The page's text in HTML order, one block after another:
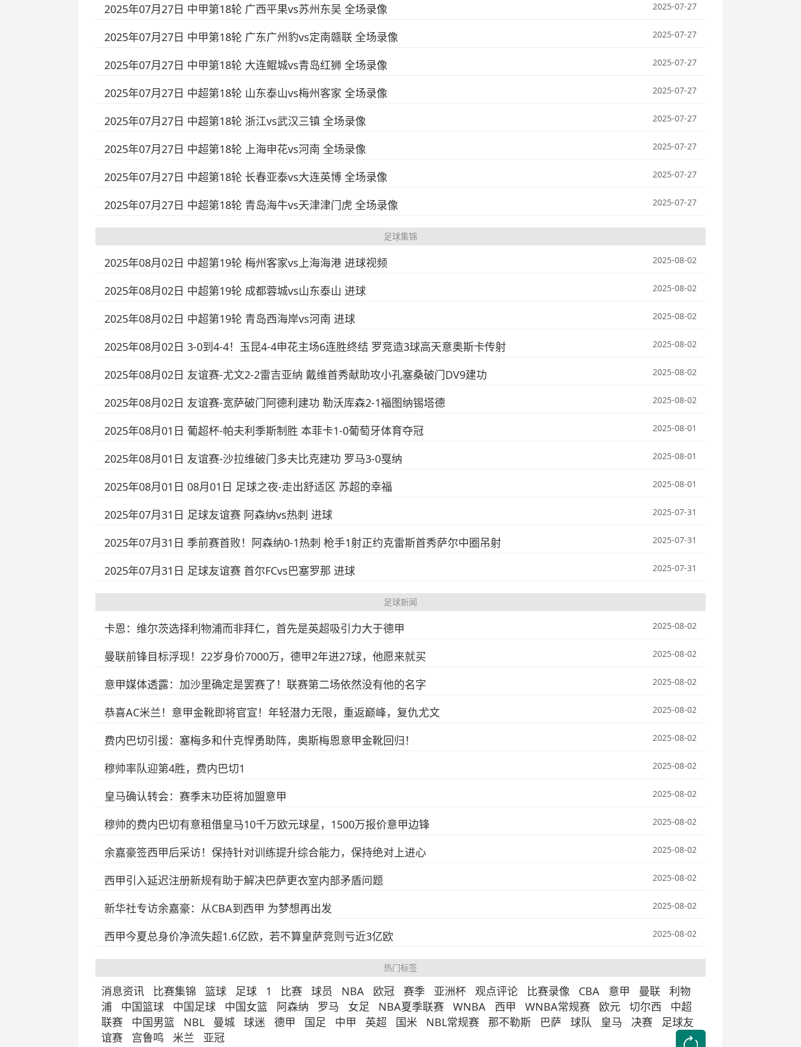
2025年07月27日 中甲第18轮 广西平果vs苏州东吴 全场录像 2025-07-27
2025年07月27日 中甲第18轮 广东广州豹vs定南赣联 全场录像 2025-07-27
2025年07月27日 中甲第18轮 大连鲲城vs青岛红狮 全场录像 2025-07-27
2025年07月27日 中超第18轮 山东泰山vs梅州客家 全场录像 2025-07-27
2025年07月27日 中超第18轮 浙江vs武汉三镇 全场录像 2025-07-27
2025年07月27日 中超第18轮 上海申花vs河南 全场录像 2025-07-27
2025年07月27日 中超第18轮 长春亚泰vs大连英博 全场录像 2025-07-27
2025年07月27日 中超第18轮 青岛海牛vs天津津门虎 全场录像 2025-07-27
足球集锦
2025年08月02日 中超第19轮 梅州客家vs上海海港 进球视频 2025-08-02
2025年08月02日 中超第19轮 成都蓉城vs山东泰山 进球 2025-08-02
2025年08月02日 中超第19轮 青岛西海岸vs河南 进球 2025-08-02
2025年08月02日 3-0到4-4！玉昆4-4申花主场6连胜终结 罗竞造3球高天意奥斯卡传射 2025-08-02
2025年08月02日 友谊赛-尤文2-2雷吉亚纳 戴维首秀献助攻小孔塞桑破门DV9建功 2025-08-02
2025年08月02日 友谊赛-宽萨破门阿德利建功 勒沃库森2-1福图纳锡塔德 2025-08-02
2025年08月01日 葡超杯-帕夫利季斯制胜 本菲卡1-0葡萄牙体育夺冠 2025-08-01
2025年08月01日 友谊赛-沙拉维破门多夫比克建功 罗马3-0戛纳 2025-08-01
2025年08月01日 08月01日 足球之夜-走出舒适区 苏超的幸福 2025-08-01
2025年07月31日 足球友谊赛 阿森纳vs热刺 进球 2025-07-31
2025年07月31日 季前赛首败！阿森纳0-1热刺 枪手1射正约克雷斯首秀萨尔中圈吊射 2025-07-31
2025年07月31日 足球友谊赛 首尔FCvs巴塞罗那 进球 2025-07-31
足球新闻
卡恩：维尔茨选择利物浦而非拜仁，首先是英超吸引力大于德甲 2025-08-02
曼联前锋目标浮现！22岁身价7000万，德甲2年进27球，他愿来就买 2025-08-02
意甲媒体透露：加沙里确定是罢赛了！联赛第二场依然没有他的名字 2025-08-02
恭喜AC米兰！意甲金靴即将官宣！年轻潜力无限，重返巅峰，复仇尤文 2025-08-02
费内巴切引援：塞梅多和什克悍勇助阵，奥斯梅恩意甲金靴回归！ 2025-08-02
穆帅率队迎第4胜，费内巴切1 2025-08-02
皇马确认转会：赛季末功臣将加盟意甲 2025-08-02
穆帅的费内巴切有意租借皇马10千万欧元球星，1500万报价意甲边锋 2025-08-02
余嘉豪签西甲后采访！保持针对训练提升综合能力，保持绝对上进心 2025-08-02
西甲引入延迟注册新规有助于解决巴萨更衣室内部矛盾问题 2025-08-02
新华社专访余嘉豪：从CBA到西甲 为梦想再出发 2025-08-02
西甲今夏总身价净流失超1.6亿欧，若不算皇萨竞则亏近3亿欧 2025-08-02
热门标签
消息资讯 比赛集锦 篮球 足球 1 比赛 球员 NBA 欧冠 赛季 亚洲杯 观点评论 比赛录像 CBA 意甲 曼联
利物
浦
中国篮球 中国足球 中国女篮 阿森纳 罗马 女足 NBA夏季联赛 WNBA 西甲 WNBA常规赛 欧元 切尔西
中超
联赛
中国男篮 NBL 曼城 球迷 德甲 国足 中甲 英超 国米 NBL常规赛 那不勒斯 巴萨 球队 皇马 决赛
足球友
谊赛
宫鲁鸣 米兰 亚冠